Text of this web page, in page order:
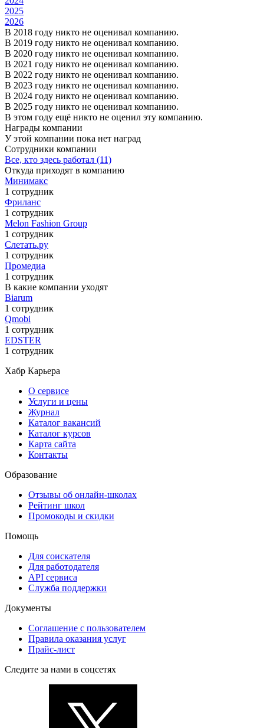
2025
2026
В 2018 году никто не оценивал компанию.
В 2019 году никто не оценивал компанию.
В 2020 году никто не оценивал компанию.
В 2021 году никто не оценивал компанию.
В 2022 году никто не оценивал компанию.
В 2023 году никто не оценивал компанию.
В 2024 году никто не оценивал компанию.
В 2025 году никто не оценивал компанию.
В этом году ещё никто не оценил эту компанию.
Награды компании
У этой компании пока нет наград
Сотрудники компании
Все, кто здесь работал (11)
Откуда приходят в компанию
Минимакс
1 сотрудник
Фриланс
1 сотрудник
Melon Fashion Group
1 сотрудник
Слетать.ру
1 сотрудник
Промедиа
1 сотрудник
В какие компании уходят
Biarum
1 сотрудник
Qmobi
1 сотрудник
EDSTER
1 сотрудник
Хабр Карьера
О сервисе
Услуги и цены
Журнал
Каталог вакансий
Каталог курсов
Карта сайта
Контакты
Образование
Отзывы об онлайн-школах
Рейтинг школ
Промокоды и скидки
Помощь
Для соискателя
Для работодателя
API сервиса
Служба поддержки
Документы
Соглашение с пользователем
Правила оказания услуг
Прайс-лист
Следите за нами в соцсетях